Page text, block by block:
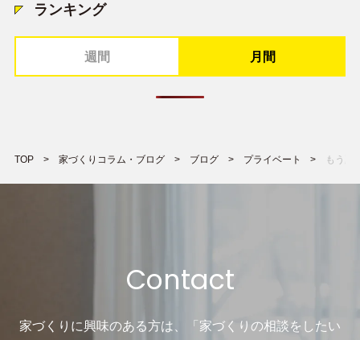
ランキング
週間 月間
TOP 家づくりコラム・ブログ ブログ プライベート もう夏
Contact
家づくりに興味のある方は、「家づくりの相談をしたい